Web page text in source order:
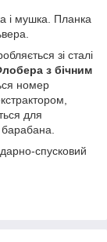
і мушка. Планка
зі сталі
з бічним
номер
для
барабана.
спусковий